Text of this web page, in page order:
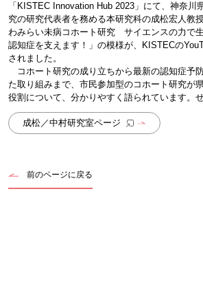
「KISTEC Innovation Hub 2023」にて、神奈川
究の研究代表者を務める本研究科の成松宏人教
わみらい未病コホート研究 サイエンスの力で
認知症を支えます！」の模様が、KISTECの
されました。
コホート研究の成り立ちから最新の認知症予
た取り組みまで、市民参加型のコホート研究が
役割について、分かりやすく語られています。
成松／中村研究室ページ
前のページに戻る